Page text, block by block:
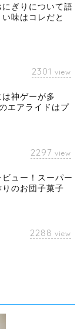
ぎりについて語
味はコレだと
2301 view
神ゲーが多
エアライドはプ
2297 view
ュー！スーパー
のお団子菓子
2288 view